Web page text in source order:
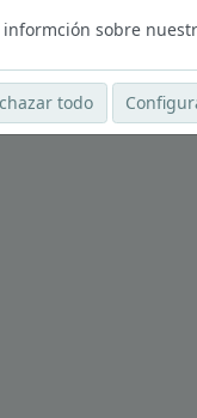
informción sobre
todo